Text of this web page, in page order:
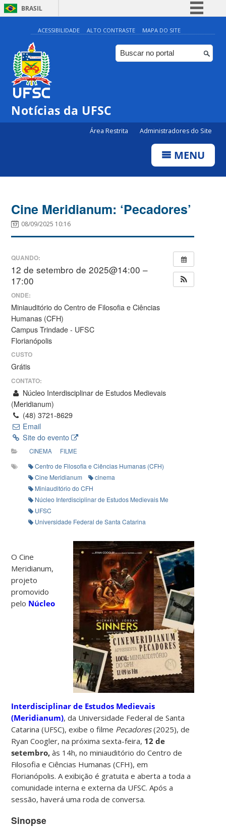
BRASIL
Simplifique!
Comunica BR
Participe
ACESSIBILIDADE ALTO CONTRASTE MAPA DO SITE
Notícias da UFSC
Área Restrita Administradores do Site
MENU
Cine Meridianum: ‘Pecadores’
08/09/2025 10:16
QUANDO:
12 de setembro de 2025@14:00 –
17:00
ONDE:
Miniauditório do Centro de Filosofia e Ciências
Humanas (CFH)
Campus Trindade - UFSC
Florianópolis
CUSTO
Grátis
CONTATO:
Núcleo Interdisciplinar de Estudos Medievais
(Meridianum)
(48) 3721-8629
Email
Site do evento
CINEMA FILME
Centro de Filosofia e Ciências Humanas (CFH)
Cine Meridianum
cinema
Miniauditório do CFH
Núcleo Interdisciplinar de Estudos Medievais Meridianum
UFSC
Universidade Federal de Santa Catarina
O Cine
Meridianum,
projeto
promovido
pelo Núcleo
Interdisciplinar de Estudos Medievais
(Meridianum), da Universidade Federal de Santa
Catarina (UFSC), exibe o filme Pecadores(2025), de
Ryan Coogler, na próxima sexta-feira, 12 de
setembro,às 14h, no miniauditório do Centro de
Filosofia e Ciências Humanas (CFH), em
Florianópolis. A exibição é gratuita e aberta a toda a
comunidade interna e externa da UFSC. Após a
sessão, haverá uma roda de conversa.
Sinopse